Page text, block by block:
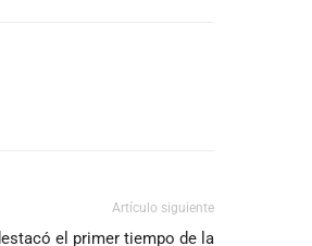
Artículo siguiente
el primer tiempo de la